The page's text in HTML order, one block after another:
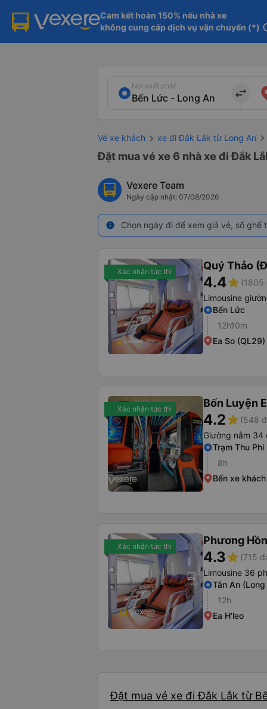
Cam kết hoàn 150% nếu nhà xe
không cung cấp dịch vụ vận chuyển (*)
Nơi xuất phát
import_export
Vé xe khách xe đi Đắk Lắk từ Long An
Đặt mua vé xe 6 nhà xe đi Đắk
Vexere Team
Ngày cập nhật: 07/08/2026
info Chọn ngày đi để xem giá vé, số
Xác nhận tức thì Quý Thảo
4.4star (1805
Limousine
Bến Lức
12h10m
Ea So (QL29)
Xác nhận tức thì Bốn Luyện
4.2star (548
Giường nằm 34
Trạm Thu Phí
8h
Bến xe
Xác nhận tức thì Phương
4.3star (715
Limousine 36
Tân An (Long
12h
Ea H'leo
Đặt mua vé xe đi Đắk Lắk từ